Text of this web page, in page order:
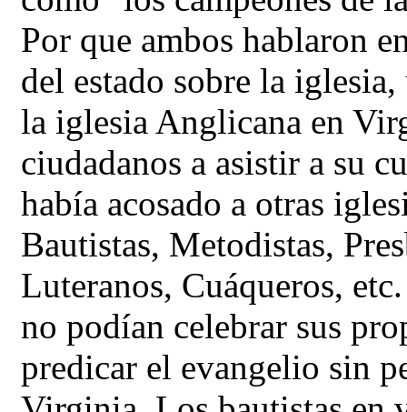
Por que ambos hablaron
del estado sobre la
la iglesia Anglicana en
ciudadanos a asistir a su
había acosado a otras
Bautistas, Metodistas,
Luteranos, Cuáqueros,
no podían celebrar sus
predicar el evangelio sin